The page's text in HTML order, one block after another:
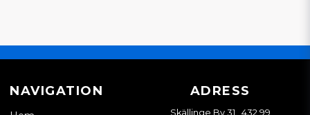
NAVIGATION ADRESS
Skällinge By 31, 432 99